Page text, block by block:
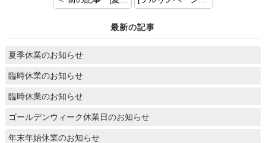
最新の記事
夏季休業のお知らせ
臨時休業のお知らせ
臨時休業のお知らせ
ゴールデンウィーク休業日のお知らせ
年末年始休業のお知らせ